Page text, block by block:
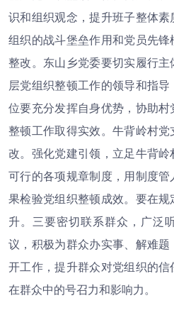
识和组织观念，提升班子整体
组织的战斗堡垒作用和党员先
整改。东山乡党委要切实履行
层党组织整顿工作的领导和指
位要充分发挥自身优势，协助
整顿工作取得实效。牛背岭村
改。强化党建引领，立足牛背
可行的各项规章制度，用制度
果检验党组织整顿成效。要在
升。三要密切联系群众，广泛
议，积极为群众办实事、解难
开工作，提升群众对党组织的
在群众中的号召力和影响力。